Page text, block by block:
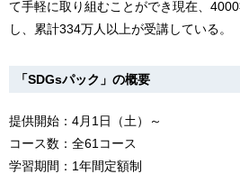
て手軽に取り組むことができ現在、
し、累計334万人以上が受講している。
「SDGsパック」の概要
提供開始：4月1日（土）～
コース数：全61コース
学習期間：1年間定額制